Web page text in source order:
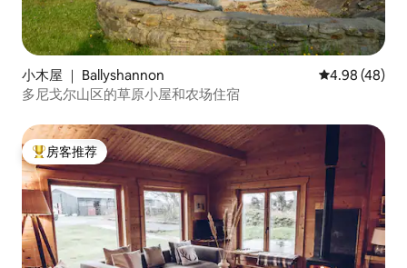
小木屋 ｜ Ballyshannon 平均评分
4.98 (48)
多尼戈尔山区的草原小屋和农场住宿
热门「房客推荐」
房客推荐